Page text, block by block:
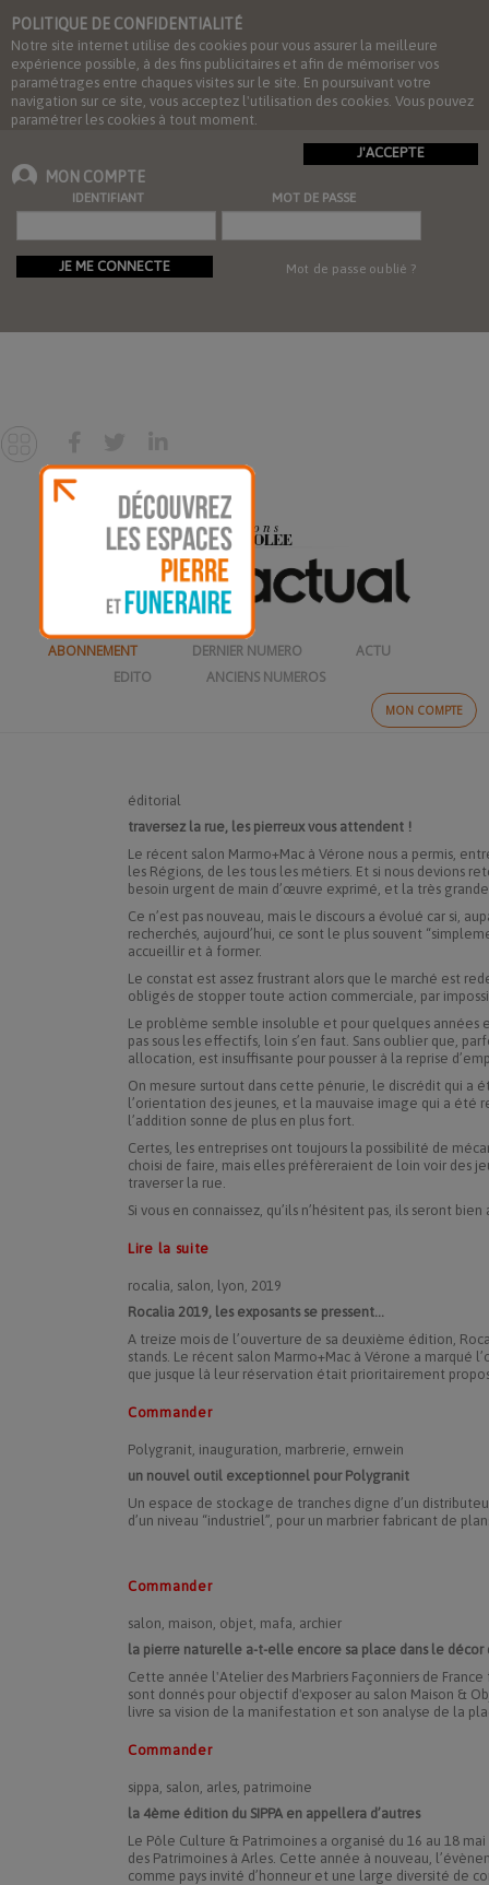
POLITIQUE DE CONFIDENTIALITÉ
Notre site internet utilise des cookies pour vous assurer la meilleure
expérience possible, à des fins publicitaires et afin de mémoriser vos
paramétrages entre chaques visites sur le site. En poursuivant votre
navigation sur ce site, vous acceptez l'utilisation des cookies. Vous pouvez
paramétrer les cookies à tout moment.
J'ACCEPTE
MON COMPTE
IDENTIFIANT MOT DE PASSE
JE ME CONNECTE Mot de passe oublié ?
MON COMPTE
ABONNEMENT DERNIER NUMERO
ACTU
EDITO
ANCIENS NUMEROS
éditorial
traversez la rue, les pierreux vous attendent !
Le récent salon Marmo+Mac à Vérone nous a permis,
les Régions, de les tous les métiers. Et si nous devions
besoin urgent de main d’œuvre exprimé, et la très
Ce n’est pas nouveau, mais le discours a évolué car si,
recherchés, aujourd’hui, ce sont le plus souvent
accueillir et à former.
Le constat est assez frustrant alors que le marché est
obligés de stopper toute action commerciale, par
Le problème semble insoluble et pour quelques
pas sous les effectifs, loin s’en faut. Sans oublier que,
allocation, est insuffisante pour pousser à la reprise
On mesure surtout dans cette pénurie, le discrédit qui a
l’orientation des jeunes, et la mauvaise image qui a été
l’addition sonne de plus en plus fort.
Certes, les entreprises ont toujours la possibilité de
choisi de faire, mais elles préfèreraient de loin voir des
­traverser la rue.
Si vous en connaissez, qu’ils n’hésitent pas, ils seront bien
Lire la suite
rocalia, salon, lyon, 2019
Rocalia 2019, les exposants se pressent...
A treize mois de l’ouverture de sa deuxième édition,
stands. Le récent salon Marmo+Mac à Vérone a marqué
que jusque là leur réservation était prioritairement
Commander
Polygranit, inauguration, marbrerie, ernwein
un nouvel outil exceptionnel pour Polygranit
Un espace de stockage de tranches digne d’un
d’un niveau “industriel”, pour un marbrier fabricant de
Commander
salon, maison, objet, mafa, archier
la pierre naturelle a-t-elle encore sa place dans le décor
Cette année l'Atelier des Marbriers Façonniers de
sont donnés pour objectif d'exposer au salon Maison &
livre sa vision de la manifestation et son analyse de la
Commander
sippa, salon, arles, patrimoine
la 4ème édition du SIPPA en appellera d’autres
Le Pôle Culture & Patrimoines a organisé du 16 au 18
des Patrimoines à Arles. Cette année à nouveau,
comme pays invité d’honneur et une large diversité de